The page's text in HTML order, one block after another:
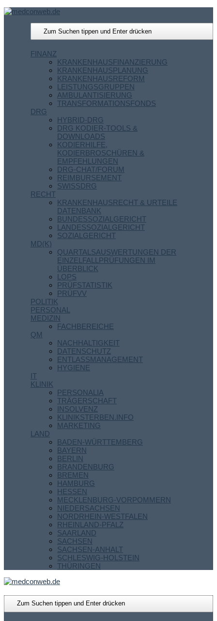
FINANZ
KRANKENHAUSFINANZIERUNG
KRANKENHAUSPLANUNG
KRANKENHAUSREFORM
LEISTUNGSGRUPPEN
AMBULANTISIERUNG
TRANSFORMATIONSFONDS
DRG
HYBRID-DRG
DRG KODIER-TOOLS &
DOWNLOADS
KODIERHILFE,
KODIERBROSCHÜREN &
EMPFEHLUNGEN
DRG-CHAT/FORUM
REIMBURSEMENT
SWISSDRG
RECHT
KRANKENHAUSRECHT & URTEILE
DATENBANK
BUNDESSOZIALGERICHT
LANDESSOZIALGERICHT
SOZIALGERICHT
MD(K)
QUARTALSAUSWERTUNGEN DER
EINZELFALLPRÜFUNGEN IM
ÜBERBLICK
LOPS
PRÜFSTATISTIK
PRÜFVV
POLITIK
PERSONAL
MEDIZIN
FACHBEREICHE
QM
NACHHALTIGKEIT
DATENSCHUTZ
ENTLASSMANAGEMENT
HYGIENE
IT
KLINIK
PERSONALIA
TRÄGERSCHAFT
INSOLVENZ
KLINIKSTERBEN.INFO
MARKETING
LAND
BADEN-WÜRTTEMBERG
BAYERN
BERLIN
BRANDENBURG
BREMEN
HAMBURG
HESSEN
MECKLENBURG-VORPOMMERN
NIEDERSACHSEN
NORDRHEIN-WESTFALEN
RHEINLAND-PFALZ
SAARLAND
SACHSEN
SACHSEN-ANHALT
SCHLESWIG-HOLSTEIN
THÜRINGEN